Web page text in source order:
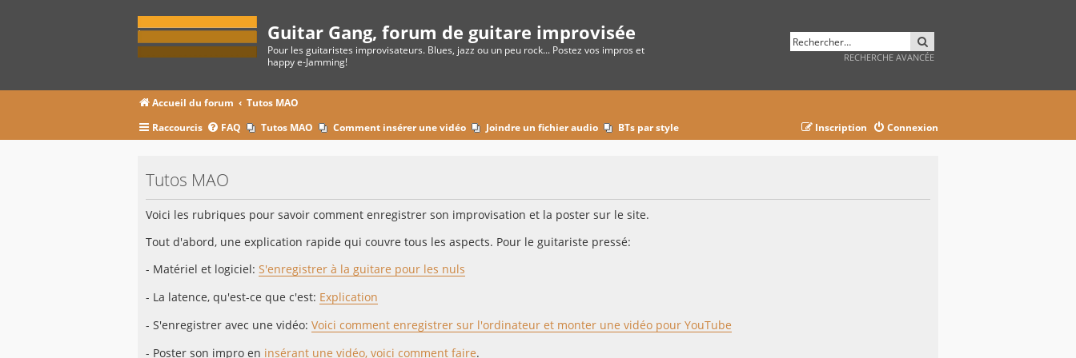
Guitar Gang, forum de guitare improvisée
Pour les guitaristes improvisateurs. Blues, jazz ou un peu rock... Postez vos impros et
happy e-Jamming!
RECHERCHE AVANCÉE
Accueil du forum
Tutos MAO
Raccourcis
FAQ Tutos MAO Comment insérer une vidéo Joindre un fichier audio BTs par style Connexion
Inscription
Tutos MAO
Voici les rubriques pour savoir comment enregistrer son improvisation et la poster sur le site.
Tout d'abord, une explication rapide qui couvre tous les aspects. Pour le guitariste pressé:
- Matériel et logiciel: S'enregistrer à la guitare pour les nuls
- La latence, qu'est-ce que c'est: Explication
- S'enregistrer avec une vidéo: Voici comment enregistrer sur l'ordinateur et monter une vidéo pour YouTube
- Poster son impro en insérant une vidéo, voici comment faire.